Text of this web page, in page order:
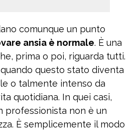
comunque un punto
ansia è normale. È una
prima o poi, riguarda tutti.
questo stato diventa
o talmente intenso da
quotidiana. In quei casi,
professionista non è un
È semplicemente il modo